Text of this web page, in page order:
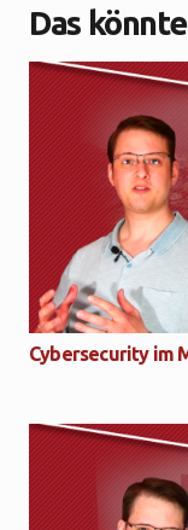
Das
Cybersecurity im